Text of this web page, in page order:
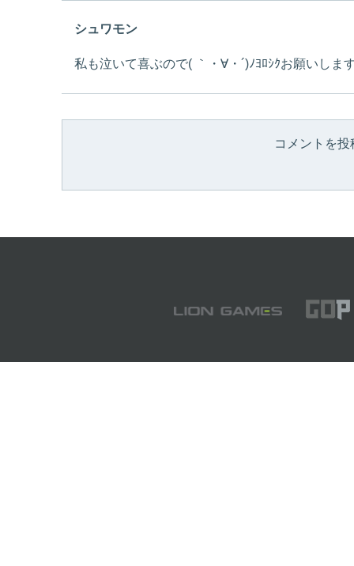
シュワモン
私も泣いて喜ぶので( ｀・∀・´)ﾉﾖﾛｼｸお願いしま
コメントを